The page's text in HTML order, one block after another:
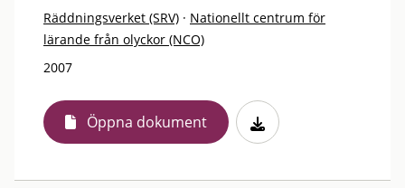
Räddningsverket (SRV) · Nationellt centrum för
lärande från olyckor (NCO)
2007
Öppna dokument